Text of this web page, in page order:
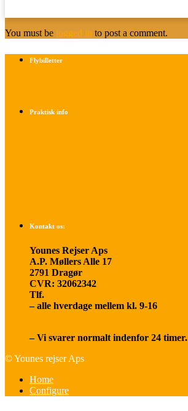
You must be logged in to post a comment.
Flybilletter
Praktisk info
Kontakt os:
Younes Rejser Aps
A.P. Møllers Alle 17
2791 Dragør
CVR: 32062342
Tlf.
– alle hverdage mellem kl. 9-16
– Vi svarer normalt indenfor 24 timer.
© Younes rejser Aps
Home
Configure